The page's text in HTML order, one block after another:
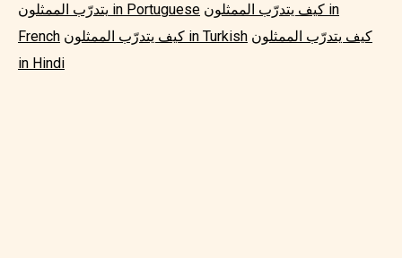
يتدرّب الممثلون in Portuguese كيف يتدرّب الممثلون in
French
كيف يتدرّب الممثلون in Turkish كيف يتدرّب الممثلون
in Hindi